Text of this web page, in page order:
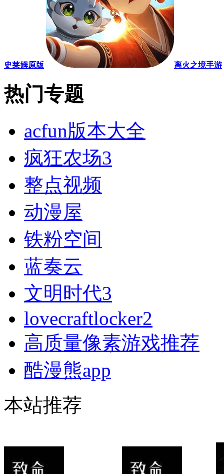
史莱姆原版 离火之境手游
热门专题
acfun版本大全
疯狂农场3
整点视频
动漫屋
铁粉空间
蓝奏云
文明时代3
lovecraftlocker2
高质量像素游戏推荐
酷漫熊app
本站推荐